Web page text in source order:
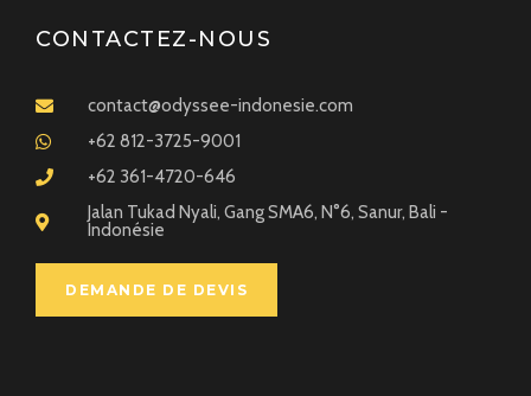
CONTACTEZ-NOUS
contact@odyssee-indonesie.com
+62 812-3725-9001
+62 361-4720-646
Jalan Tukad Nyali, Gang SMA6, N°6, Sanur, Bali -
Indonésie
DEMANDE DE DEVIS